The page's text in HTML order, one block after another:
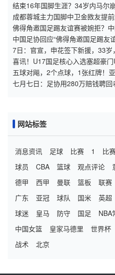
结束16年国脚生涯？34岁内马尔
都已结束
成都蓉城主力国脚中卫金敃友提
外
佛得角邀国足踢友谊赛被婉拒？
中国足协回应“佛得角邀国足踢友
7日：官宣，申花签下新援，33
万报价被放弃
喜讯！U17国足核心入选塞超豪
期待
五球对飚，2个点球，1张红牌！
难了
七月七日：足协用280万赔钱聘
网站标签
消息资讯 足球 比赛 1 比
球员
CBA 篮球 观点评论
德甲
西甲 曼联 篮板 联赛
广东
亚冠 球队 国米 英超
球迷
皇马 防守 国足 NBA
中国女篮
皇家马德里 世界杯
战术
北京